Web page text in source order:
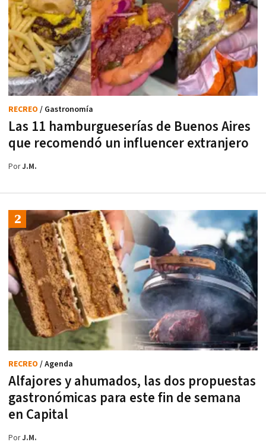
Las 11 hamburgueserías de Buenos Aires
que recomendó un influencer extranjero
RECREO / Gastronomía
PorJ.M.
Alfajores y ahumados, las dos propuestas
gastronómicas para este fin de semana
en Capital
RECREO / Agenda
PorJ.M.